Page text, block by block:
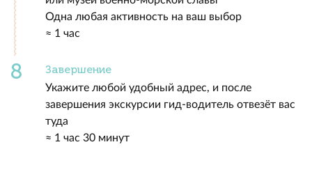
Одна любая активность на ваш выбор
≈ 1 час
Завершение
Укажите любой удобный адрес, и после
завершения экскурсии гид-водитель отвезёт вас
туда
≈ 1 час 30 минут